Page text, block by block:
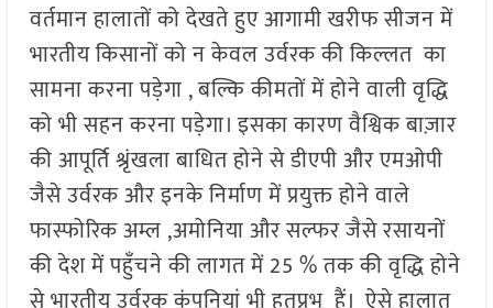
वर्तमान हालातों को देखते हुए आगामी खरीफ सीजन में
भारतीय किसानों को न केवल उर्वरक की किल्लत का
सामना करना पड़ेगा , बल्कि कीमतों में होने वाली वृद्धि
को भी सहन करना पड़ेगा। इसका कारण वैश्विक बाज़ार
की आपूर्ति श्रृंखला बाधित होने से डीएपी और एमओपी
जैसे उर्वरक और इनके निर्माण में प्रयुक्त होने वाले
फास्फोरिक अम्ल ,अमोनिया और सल्फर जैसे रसायनों
की देश में पहुँचने की लागत में 25 % तक की वृद्धि होने